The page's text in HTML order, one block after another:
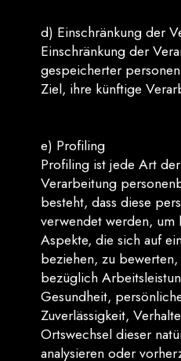
d) Einschränkung der
Einschränkung der
gespeicherter
Ziel, ihre künftige
e) Profiling
Profiling ist jede Art
Verarbeitung
besteht, dass diese
verwendet werden,
Aspekte, die sich auf
beziehen, zu
bezüglich
Gesundheit,
Zuverlässigkeit,
Ortswechsel dieser
analysieren oder